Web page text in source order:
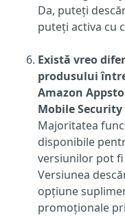
Da, puteți
puteți activa cu
Există vreo
produsului
Amazon
Mobile
Majoritatea
disponibile
versiunilor pot
Versiunea
opțiune
promoționale